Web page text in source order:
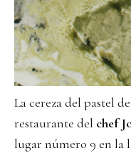
La cereza del pastel
restaurante del chef
lugar número 9 en la